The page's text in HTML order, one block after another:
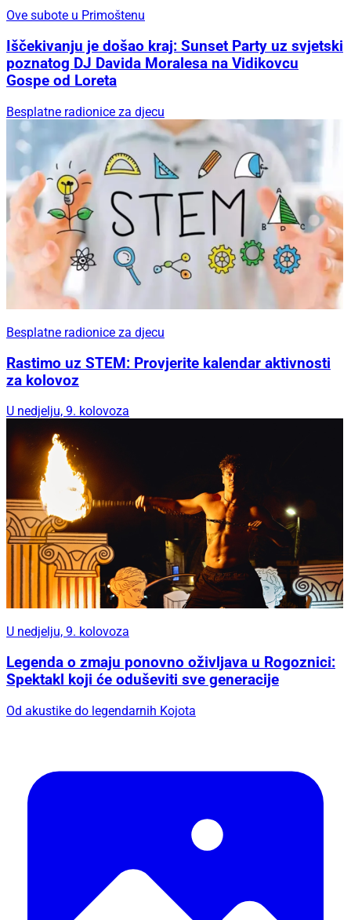
Ove subote u Primoštenu
Iščekivanju je došao kraj: Sunset Party uz svjetski
poznatog DJ Davida Moralesa na Vidikovcu
Gospe od Loreta
Besplatne radionice za djecu
Besplatne radionice za djecu
Rastimo uz STEM: Provjerite kalendar aktivnosti
za kolovoz
U nedjelju, 9. kolovoza
U nedjelju, 9. kolovoza
Legenda o zmaju ponovno oživljava u Rogoznici:
Spektakl koji će oduševiti sve generacije
Od akustike do legendarnih Kojota